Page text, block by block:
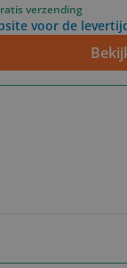
verzending
voor de